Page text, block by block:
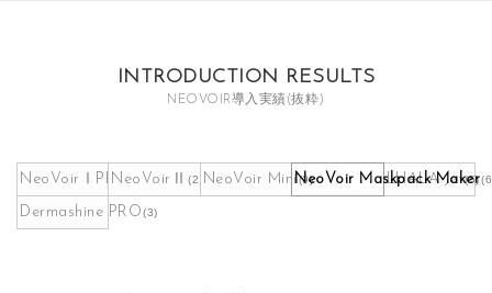
INTRODUCTION RESULTS
NEOVOIR導入実績(抜粋)
NeoVoirⅠPLUS(262)
NeoVoirⅡ (21)NeoVoir Mini(9)
NeoVoir Maskpack Maker
LHALA Jet(5)
Dermashine PRO(3)